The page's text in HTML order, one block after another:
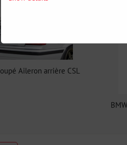
Aileron arrière CSL